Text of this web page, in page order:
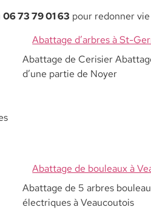
06 73 79 01 63 pour redonner
Abattage d’arbres à St-
Abattage de Cerisier
d’une partie de Noyer
Abattage de bouleaux à
Abattage de 5 arbres
électriques à Veaucoutois